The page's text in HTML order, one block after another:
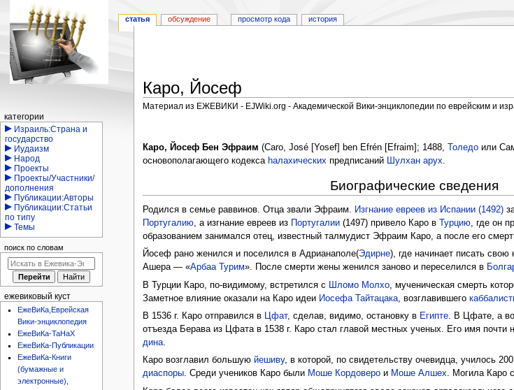
Каро, Йосеф
Материал из ЕЖЕВИКИ - EJWiki.org - Академической Вики-энциклопедии по еврейским и
к
к
Каро, Йосеф Бен Эфраим (Caro, José [Yosef] ben Efrén [Efraim]; 1488, Толедо или
основополагающего кодекса hалахических предписаний Шулхан арух.
Биографические сведения
Родился в семье раввинов. Отца звали Эфраим. Изгнание евреев из Испании (1492)
Португалию, а изгнание евреев из Португалии (1497) привело Каро в Турцию, где он
образованием занимался отец, известный талмудист Эфраим Каро, а после его
Йосеф рано женился и поселился в Адрианаполе(Эдирне), где начинает писать свою
Ашера — «Арбаа Турим». После смерти жены женился заново и переселился в
В Турции Каро, по-видимому, встретился с
Шломо Молхо , мученическая смерть
Заметное влияние оказали на Каро идеи Иосефа Тайтацака , возглавившего
В 1536 г. Каро отправился в Цфат, сделав, видимо, остановку в Египте. В Цфате, а
отъезда Берава из Цфата в 1538 г. Каро стал главой местных ученых. Его имя
дина.
Каро возглавил большуюйешиву, в которой, по свидетельству очевидца, училось
диаспоры. Среди учеников Каро были Моше Кордоверо и Моше Алшех. Могила Каро
Навигация
статья обсуждение просмотр кода история
категории
Израиль:Страна и
государство
Иудаизм
Народ
Проекты
Проекты/Участники/
дополнения
Публикации:Авторы
Публикации:Статьи
по типу
Темы
поиск по словам
ежевиковый куст
ЕжеВиКа,Еврейская
Вики-энциклопедия
ЕжеВиКа-ТаНаХ
ЕжеВиКа-Публикации
ЕжеВиКа-Книги
(бумажные и
электронные),